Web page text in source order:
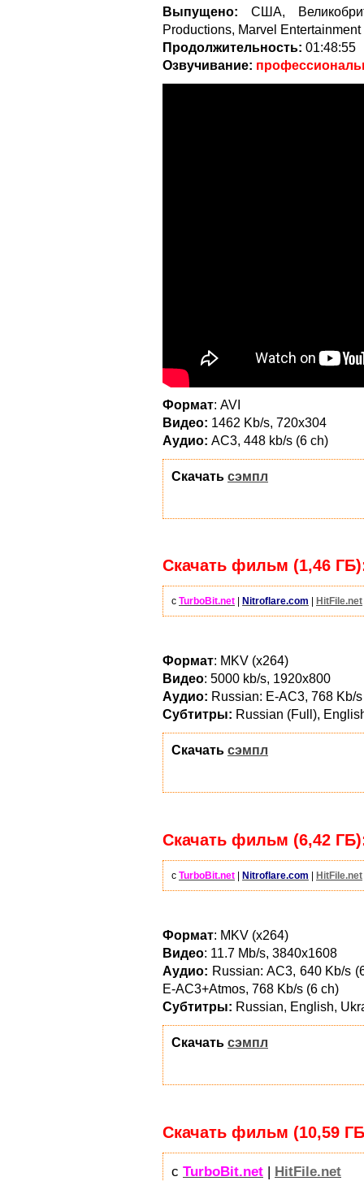
Выпущено: США,
Productions, Marvel Entertainment
Продолжительность: 01:48:55
Озвучивание:
Формат: AVI
Видео: 1462 Kb/s, 720x304
Аудио: AC3, 448 kb/s (6 ch)
Скачать сэмпл
Скачать фильм (1,46
с TurboBit.net Nitroflare.com HitFile.net
Формат: MKV (x264)
Видео: 5000 kb/s, 1920x800
Аудио: Russian: E-АС3, 768 Kb/
Субтитры: Russian (Full),
Скачать сэмпл
Скачать фильм (6,42
с TurboBit.net Nitroflare.com HitFile.net
Формат: MKV (x264)
Видео: 11.7 Mb/s, 3840x1608
Аудио: Russian: АС3, 640 Kb/s
Е-AC3+Atmos, 768 Kb/s (6 ch)
Субтитры: Russian, English,
Скачать сэмпл
Скачать фильм (10,59
с TurboBit.net | HitFile.net